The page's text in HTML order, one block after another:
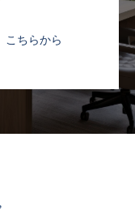
こちらから